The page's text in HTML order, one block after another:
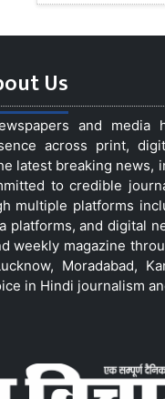
Us
and media
across print,
latest breaking news,
to credible
multiple platforms
platforms, and digital
weekly magazine
Moradabad,
in Hindi journalism